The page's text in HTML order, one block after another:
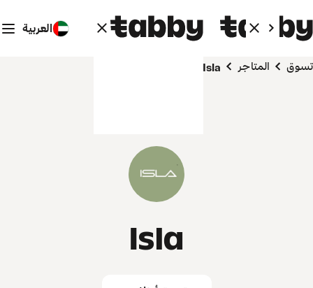
العربية
تسوق المتاجر Isla
Isla